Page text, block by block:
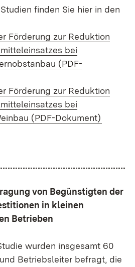
finden Sie hier in den
Förderung zur Reduktion
bei
(PDF-
Förderung zur Reduktion
bei
(PDF-Dokument)
von Begünstigten der
in kleinen
Betrieben
wurden insgesamt 60
Betriebsleiter befragt, die